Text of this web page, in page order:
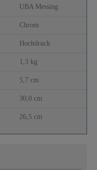
UBA Messing
Chrom
Hochdruck
1,3 kg
5,7 cm
30,0 cm
26,5 cm